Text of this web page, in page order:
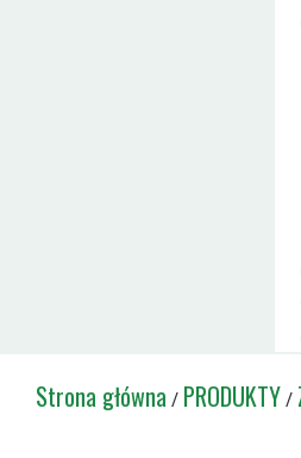
Strona główna/ PRODUKTY/